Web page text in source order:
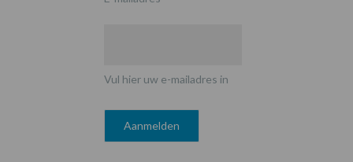
Vul hier uw e-mailadres in